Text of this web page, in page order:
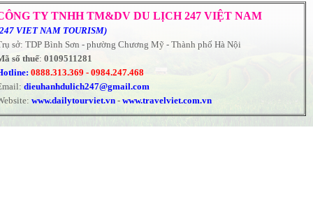
TY TNHH TM&DV DU LỊCH 247 VIỆT NAM
VIET NAM TOURISM)
sở: TDP Bình Sơn - phường Chương Mỹ - Thành phố Hà Nội
số thuế: 0109511281
0888.313.369 - 0984.247.468
dieuhanhdulich247@gmail.com
www.dailytourviet.vn- www.travelviet.com.vn